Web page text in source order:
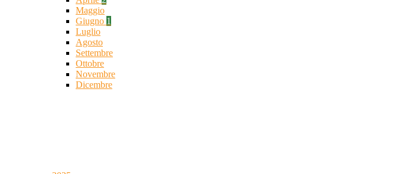
Maggio
Giugno 1
Luglio
Agosto
Settembre
Ottobre
Novembre
Dicembre